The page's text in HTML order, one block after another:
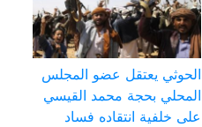
الحوثي يعتقل عضو المجلس
المحلي بحجة محمد القيسي
على خلفية انتقاده فساد